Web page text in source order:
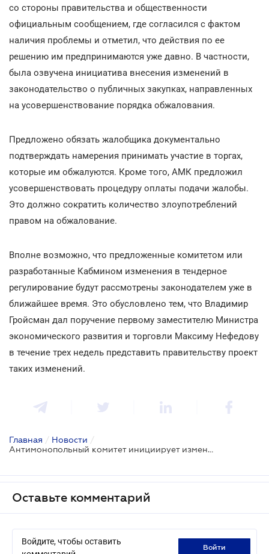
со стороны правительства и общественности
официальным сообщением, где согласился с фактом
наличия проблемы и отметил, что действия по ее
решению им предпринимаются уже давно. В частности,
была озвучена инициатива внесения изменений в
законодательство о публичных закупках, направленных
на усовершенствование порядка обжалования.
Предложено обязать жалобщика документально
подтверждать намерения принимать участие в торгах,
которые им обжалуются. Кроме того, АМК предложил
усовершенствовать процедуру оплаты подачи жалобы.
Это должно сократить количество злоупотреблений
правом на обжалование.
Вполне возможно, что предложенные комитетом или
разработанные Кабмином изменения в тендерное
регулирование будут рассмотрены законодателем уже в
ближайшее время. Это обусловлено тем, что Владимир
Гройсман дал поручение первому заместителю Министра
экономического развития и торговли Максиму Нефедову
в течение трех недель представить правительству проект
таких изменений.
Главная / Новости /
Антимонопольный комитет инициирует изменения порядка обжалования тендерных процедур
Оставьте комментарий
Войдите, чтобы оставить
войти